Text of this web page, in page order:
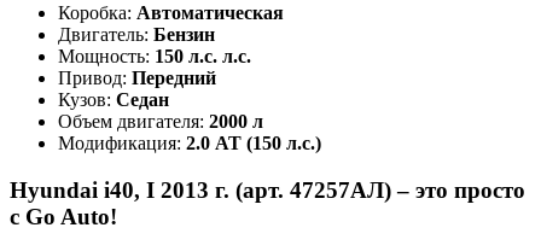
Коробка: Автоматическая
Двигатель: Бензин
Мощность: 150 л.с. л.с.
Привод: Передний
Кузов: Седан
Объем двигателя: 2000 л
Модификация: 2.0 AT (150 л.с.)
Hyundai i40, I 2013 г. (арт. 47257АЛ) – это просто
с Go Auto!